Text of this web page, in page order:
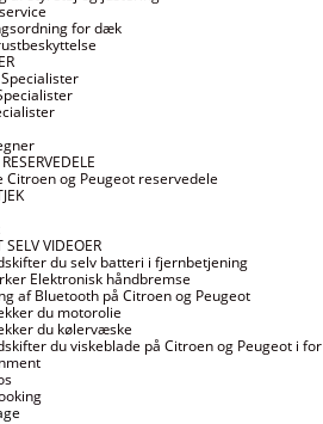
for dæk
Citroen og Peugeot reservedele
VIDEOER
du selv batteri i fjernbetjening
Elektronisk håndbremse
af Bluetooth på Citroen og Peugeot
du motorolie
du kølervæske
du viskeblade på Citroen og Peugeot i for